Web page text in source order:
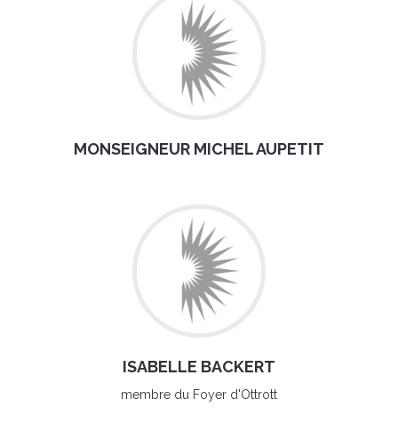
MONSEIGNEUR MICHEL AUPETIT
ISABELLE BACKERT
membre du Foyer d'Ottrott